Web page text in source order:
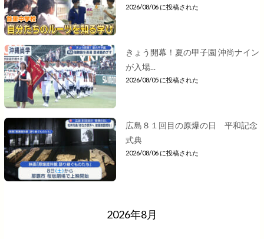
2026/08/06 に投稿された
きょう開幕！夏の甲子園 沖尚ナイン
が入場...
2026/08/05 に投稿された
広島８１回目の原爆の日 平和記念
式典
2026/08/06 に投稿された
2026年8月